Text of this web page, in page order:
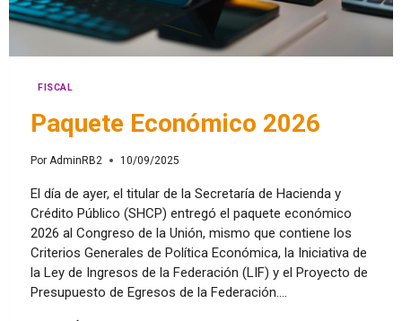
FISCAL
Paquete Económico 2026
Por AdminRB2 10/09/2025
El día de ayer, el titular de la Secretaría de Hacienda y
Crédito Público (SHCP) entregó el paquete económico
2026 al Congreso de la Unión, mismo que contiene los
Criterios Generales de Política Económica, la Iniciativa de
la Ley de Ingresos de la Federación (LIF) y el Proyecto de
Presupuesto de Egresos de la Federación….